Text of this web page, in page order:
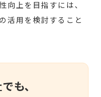
向上を目指すには、
活用を検討すること
も、